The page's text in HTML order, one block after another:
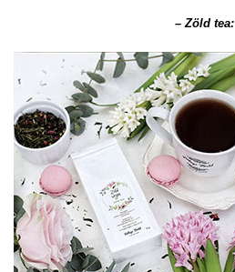
– Zöld tea: